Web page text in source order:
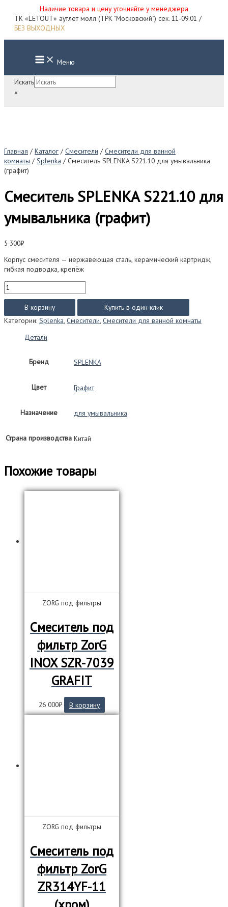
Наличие товара и цену уточняйте у менеджера
Перейти
ТК «LETOUT» аутлет молл (ТРК "Московский") сек. 11-09.01 /
БЕЗ ВЫХОДНЫХ
Main
Menu Меню
Искать
×
Главная / Каталог / Смесители / Смесители для ванной
комнаты / Splenka / Смеситель SPLENKA S221.10 для умывальника
(графит)
Смеситель SPLENKA S221.10 для
умывальника (графит)
5 300₽
Корпус смесителя — нержавеющая сталь, керамический картридж,
гибкая подводка, крепёж
Количество
товара
Смеситель
SPLENKA
S221.10
умывальника
В корзину
Купить в один клик
Категории: Splenka, Смесители, Смесители для ванной комнаты
Детали
Бренд SPLENKA
Цвет Графит
Назначение для умывальника
Страна производства Китай
Похожие товары
ZORG под фильтры
Смеситель под
фильтр ZorG
INOX SZR-7039
GRAFIT
26 000₽ В корзину
ZORG под фильтры
Смеситель под
фильтр ZorG
ZR314YF-11